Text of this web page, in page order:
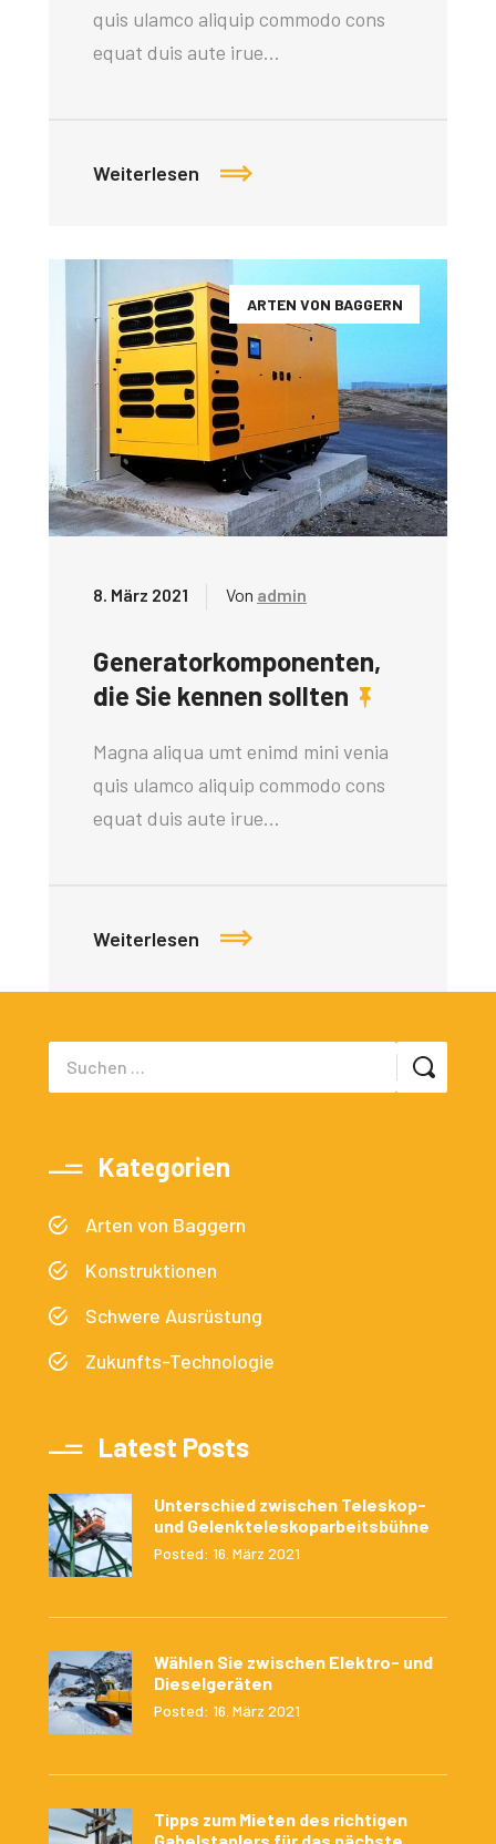
quis ulamco aliquip commodo cons
equat duis aute irue…
Weiterlesen
ARTEN VON BAGGERN
8. März 2021 Von admin
Generatorkomponenten,
die Sie kennen sollten
Magna aliqua umt enimd mini venia
quis ulamco aliquip commodo cons
equat duis aute irue…
Weiterlesen
Kategorien
Arten von Baggern
Konstruktionen
Schwere Ausrüstung
Zukunfts-Technologie
Latest Posts
Unterschied zwischen Teleskop-
und Gelenkteleskoparbeitsbühne
Posted: 16. März 2021
Wählen Sie zwischen Elektro- und
Dieselgeräten
Posted: 16. März 2021
Tipps zum Mieten des richtigen
Gabelstaplers für das nächste